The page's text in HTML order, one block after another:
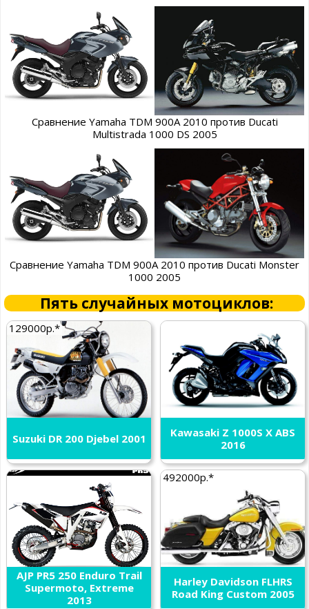
Сравнение Yamaha TDM 900A 2010 против Ducati
Multistrada 1000 DS 2005
Сравнение Yamaha TDM 900A 2010 против Ducati Monster
1000 2005
Пять случайных мотоциклов:
129000р.*
Suzuki DR 200 Djebel 2001
Kawasaki Z 1000S X ABS
2016
AJP PR5 250 Enduro Trail
Supermoto, Extreme
2013
492000р.*
Harley Davidson FLHRS
Road King Custom 2005